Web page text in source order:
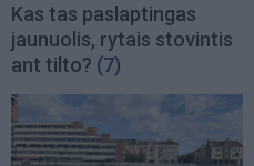
Kas tas paslaptingas
jaunuolis, rytais stovintis
ant tilto? (7)